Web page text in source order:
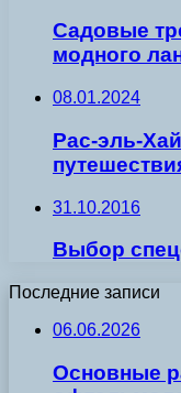
Садовые
модного
08.01.2024
Рас-эль-
31.10.2016
Выбор
Последние записи
06.06.2026
Основные